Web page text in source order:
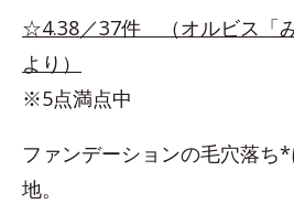
☆4.38／37件 （オルビス「み
より）
※5点満点中
ファンデーションの毛穴落ち
地。